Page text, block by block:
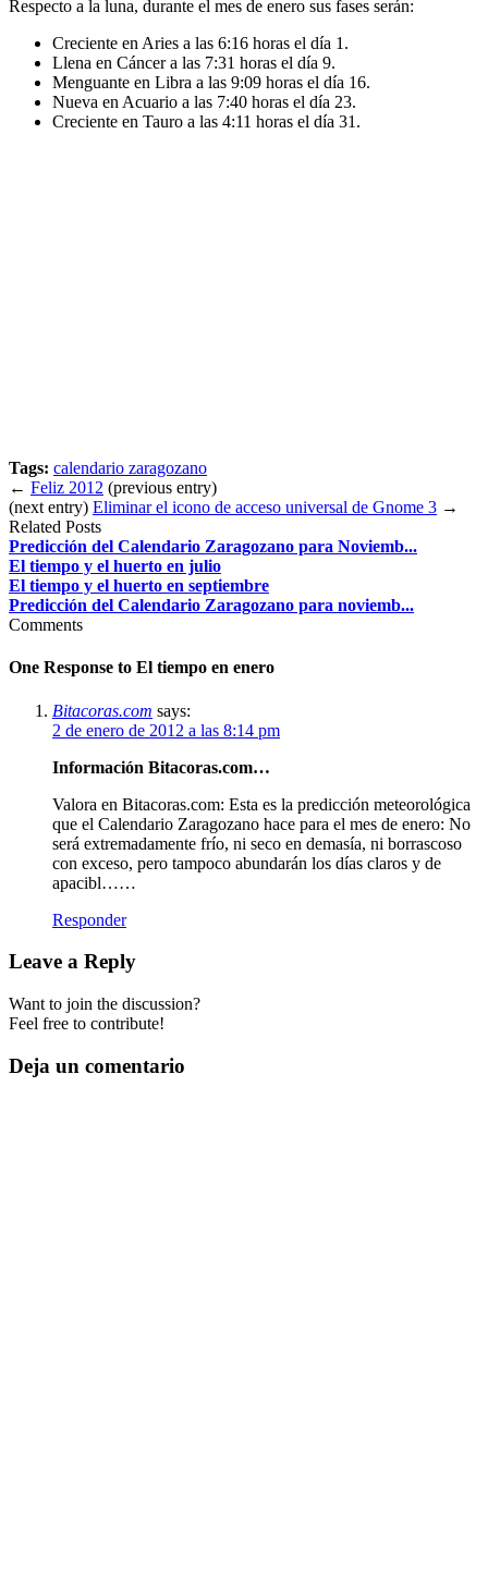
Respecto a la luna, durante el mes de enero sus fases serán:
Creciente en Aries a las 6:16 horas el día 1.
Llena en Cáncer a las 7:31 horas el día 9.
Menguante en Libra a las 9:09 horas el día 16.
Nueva en Acuario a las 7:40 horas el día 23.
Creciente en Tauro a las 4:11 horas el día 31.
Tags: calendario zaragozano
← Feliz 2012 (previous entry)
(next entry) Eliminar el icono de acceso universal de Gnome 3 →
Related Posts
Predicción del Calendario Zaragozano para Noviemb...
El tiempo y el huerto en julio
El tiempo y el huerto en septiembre
Predicción del Calendario Zaragozano para noviemb...
Comments
One Response to El tiempo en enero
Bitacoras.com says:
2 de enero de 2012 a las 8:14 pm
Información Bitacoras.com…
Valora en Bitacoras.com: Esta es la predicción meteorológica
que el Calendario Zaragozano hace para el mes de enero: No
será extremadamente frío, ni seco en demasía, ni borrascoso
con exceso, pero tampoco abundarán los días claros y de
apacibl……
Responder
Leave a Reply
Want to join the discussion?
Feel free to contribute!
Deja un comentario